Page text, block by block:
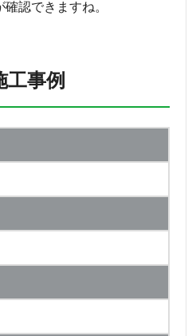
認できますね。
工事例